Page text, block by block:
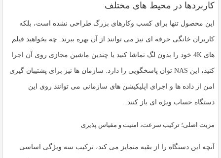
کاربردها در محیط های مختلف
این محصول تنها برای کسب وکارهای بزرگ طراحی نشده است، بلکه
کاربران خانگی حرفه ای نیز می توانند از آن بهره ببرند. چه بخواهید فیلم
های 4K خود را بدون لگ تماشا کنید یا چندین ماشین مجازی روی آن اجرا
کنید، این NAS توان پاسخگویی را دارد. سازمان ها نیز برای پشتیبان گیری
امن از داده ها و اجرای اپلیکیشن های سازمانی می توانند روی این
دستگاه حساب ویژه ای باز کنند.
مزیت اصلی؛ ترکیب سرعت، امنیت و مقیاس پذیری
آنچه این دستگاه را از بقیه متمایز می کند، ترکیب سه ویژگی اساسی